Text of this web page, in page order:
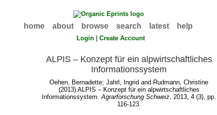
home about browse search latest help
Login |Create Account
ALPIS – Konzept für ein alpwirtschaftliches
Informationssystem
Oehen, Bernadette;Jahrl, Ingrid and Rudmann, Christine
(2013) ALPIS – Konzept für ein alpwirtschaftliches
Informationssystem.Agrarforschung Schweiz, 2013, 4 (3), pp.
116-123.